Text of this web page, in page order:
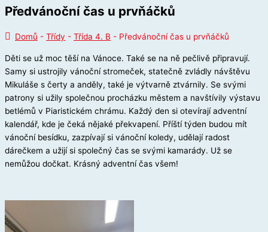
Předvánoční čas u prvňáčků
Domů - Třídy - Třída 4. B - Předvánoční čas u prvňáčků
Děti se už moc těší na Vánoce. Také se na ně pečlivě připravují.
Samy si ustrojily vánoční stromeček, statečně zvládly návštěvu
Mikuláše s čerty a anděly, také je výtvarně ztvárnily. Se svými
patrony si užily společnou procházku městem a navštívily výstavu
betlémů v Piaristickém chrámu. Každý den si otevírají adventní
kalendář, kde je čeká nějaké překvapení. Příští týden budou mít
vánoční besídku, zazpívají si vánoční koledy, udělají radost
dárečkem a užijí si společný čas se svými kamarády. Už se
nemůžou dočkat. Krásný adventní čas všem!